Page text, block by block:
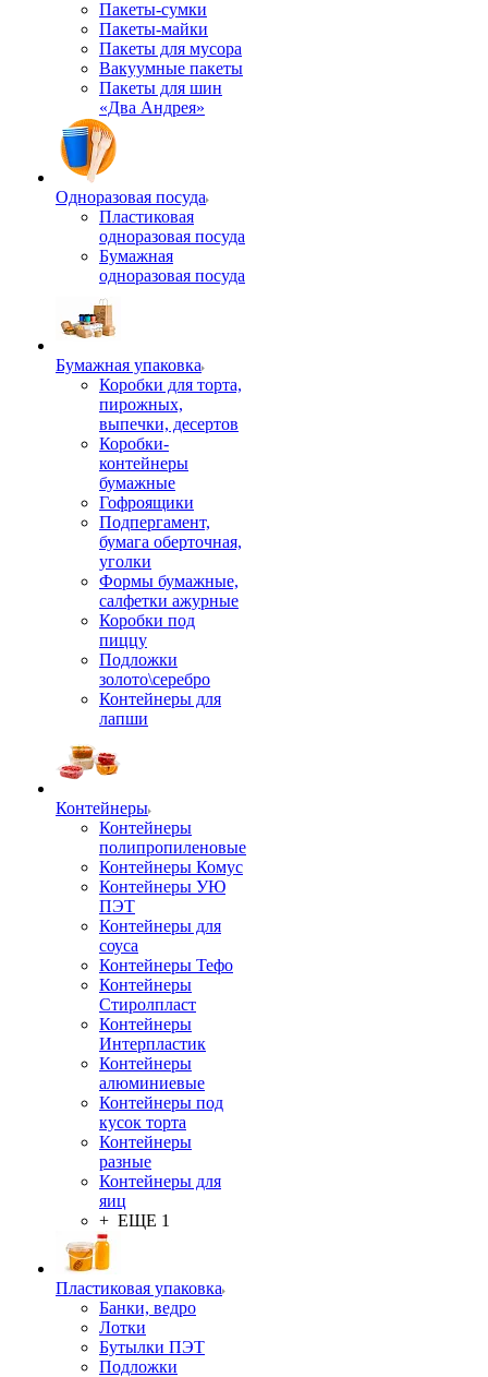
Пакеты-сумки
Пакеты-майки
Пакеты для мусора
Вакуумные пакеты
Пакеты для шин
«Два Андрея»
Одноразовая посуда
Пластиковая
одноразовая посуда
Бумажная
одноразовая посуда
Бумажная упаковка
Коробки для торта,
пирожных,
выпечки, десертов
Коробки-
контейнеры
бумажные
Гофроящики
Подпергамент,
бумага оберточная,
уголки
Формы бумажные,
салфетки ажурные
Коробки под
пиццу
Подложки
золото\серебро
Контейнеры для
лапши
Контейнеры
Контейнеры
полипропиленовые
Контейнеры Комус
Контейнеры УЮ
ПЭТ
Контейнеры для
соуса
Контейнеры Тефо
Контейнеры
Стиролпласт
Контейнеры
Интерпластик
Контейнеры
алюминиевые
Контейнеры под
кусок торта
Контейнеры
разные
Контейнеры для
яиц
+ ЕЩЕ 1
Пластиковая упаковка
Банки, ведро
Лотки
Бутылки ПЭТ
Подложки